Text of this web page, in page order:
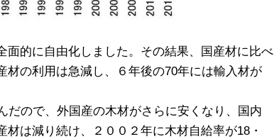
的に自由化しました。その結果、国産材に比べ
材の利用は急減し、６年後の70年には輸入材が
ので、外国産の木材がさらに安くなり、国内
は減り続け、２００２年に木材自給率が18・